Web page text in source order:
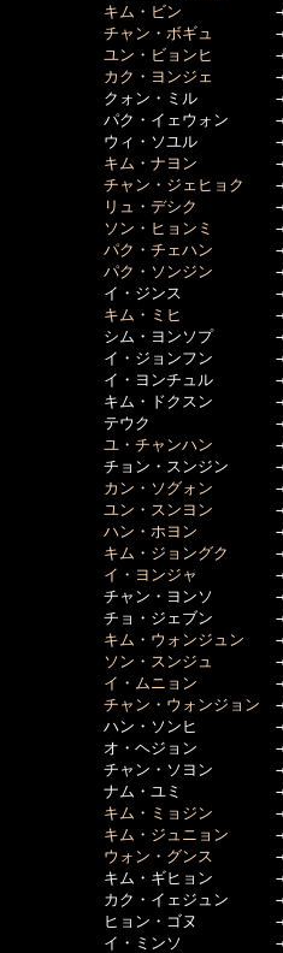
キム・ビン →　マ
チャン・ボギュ
→　
ユン・ビョンヒ
→　
カク・ヨンジェ →　管
クォン・ミル　　　　　→
パク・イェウォン　　　→
ウィ・ソユル　　　　　→
キム・ナヨン →　幼
チャン・ジェヒョク
→
リュ・デシク
→　野
ソン・ヒョンミ
→　
パク・チェハン →　
パク・ソンジン →　
イ・ジンス　　　　　　→　
キム・ミヒ
→　
シム・ヨンソプ　　　　→　
イ・ジョンフン　　　　→　
イ・ヨンチュル　　　　→　
キム・ドクスン　　　　→　
テウク　　　　　　　　→　
ユ・チャンハン →　強
チョン・スンジン　　　→　
カン・ソグォン →　強
ユン・スンヨン →　
ハン・ホヨン →　警
キム・ジョングク
→　
イ・ヨンジャ
→　お
チャン・ヨンソ　　　　→　
チョ・ジェブン　　　　→
キム・ウォンジュン →
ソン・スンジュ
→　カ
イ・ムニョン →　カ
チャン・ウォンジョン →
ハン・ソンヒ　　　　　→　
オ・ヘジョン　　　　　→　
チャン・ソヨン　　　　→　
ナム・ユミ　　　　　　→　
キム・ミョジン →　
キム・ジュニョン →　
ウォン・グンス →　若
キム・ギヒョン　　　　→　
カク・イェジュン　　　→　
ヒョン・ゴヌ　　　　　→　
イ・ミンソ　　　　　　→　